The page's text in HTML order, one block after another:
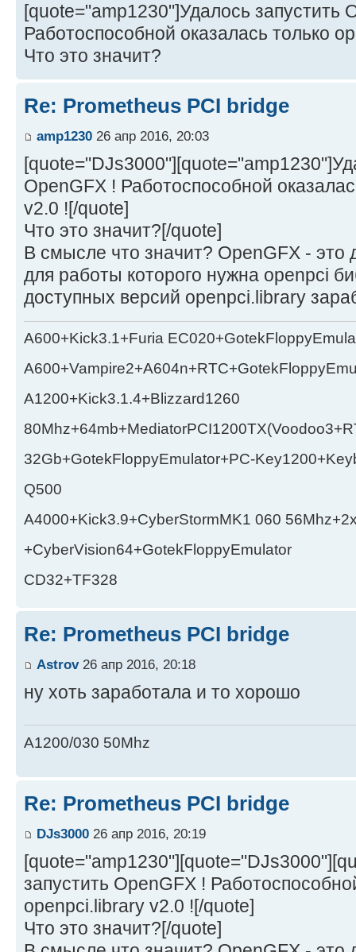
[quote="amp1230"]Удалось запустить
Работоспособной оказалась только
Что это значит?
Re: Prometheus PCI bridge
amp1230 26 апр 2016, 20:03
OpenGFX ! Работоспособной
v2.0 ![/quote]
Что это значит?[/quote]
В смысле что значит? OpenGFX - это
для работы которого нужна openpci
доступных версий openpci.library
A600+Kick3.1+Furia
A1200+Kick3.1.4+Blizzard1260
32Gb+GotekFloppyEmulator+PC-
Q500
A4000+Kick3.9+CyberStormMK1 060
+CyberVision64+GotekFloppyEmulator
CD32+TF328
Re: Prometheus PCI bridge
Astrov26 апр 2016, 20:18
ну хоть заработала и то хорошо
A1200/030 50Mhz
Re: Prometheus PCI bridge
DJs3000 26 апр 2016, 20:19
запустить OpenGFX !
openpci.library v2.0 ![/quote]
Что это значит?[/quote]